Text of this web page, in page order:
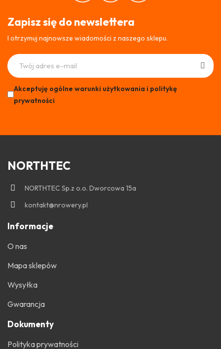
Zapisz się do newslettera
I otrzymuj najnowsze wiadomości z naszego sklepu.
Akceptuję ogólne warunki użytkowania i politykę
prywatności
NORTHTEC
NORTHTEC Sp.z o.o. Dworcowa 15a
kontakt@nrowery.pl
Informacje
O nas
Mapa sklepów
Wysyłka
Gwarancja
Dokumenty
Polityka prywatności